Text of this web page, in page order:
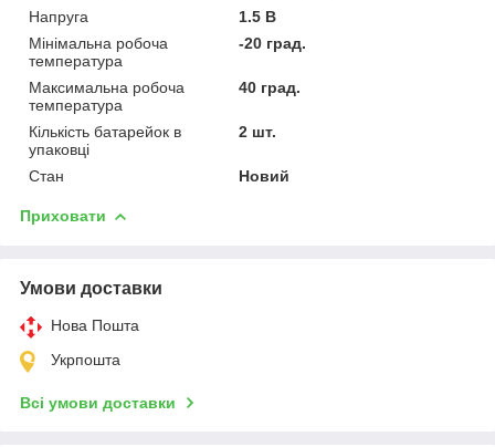
Напруга
1.5 В
Мінімальна робоча
температура
-20 град.
Максимальна робоча
температура
40 град.
Кількість батарейок в
упаковці
2 шт.
Стан Новий
Приховати
Умови доставки
Нова Пошта
Укрпошта
Всі умови доставки